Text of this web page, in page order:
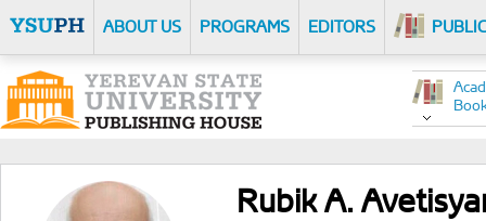
ABOUT US PROGRAMS EDITORS
Rubik A.